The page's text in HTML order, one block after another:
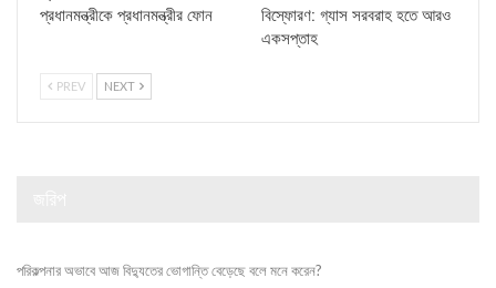
প্রধানমন্ত্রীকে প্রধানমন্ত্রীর ফোন
বিস্ফোরণ: গ্যাস সরবরাহ হতে আরও
একসপ্তাহ
PREV NEXT
পরিকল্পনার অভাবে আজ বিদ্যুতের ভোগান্তি বেড়েছে বলে মনে করেন?